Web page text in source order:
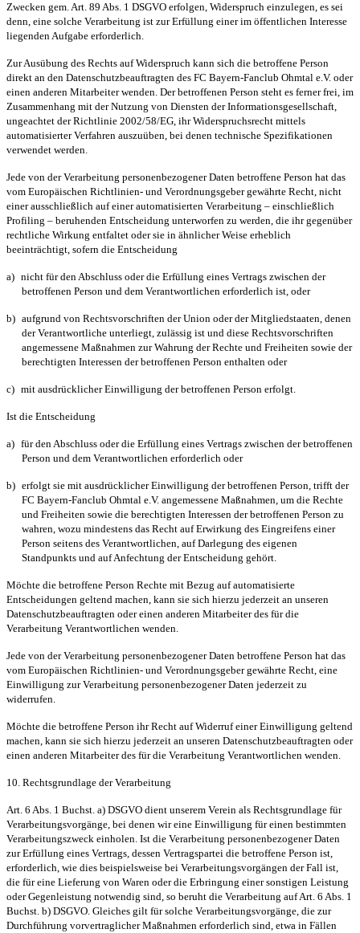
Zwecken gem. Art. 89 Abs. 1 DSGVO erfolgen, Widerspruch einzulegen, es sei
denn, eine solche Verarbeitung ist zur Erfüllung einer im öffentlichen Interesse
liegenden Aufgabe erforderlich.
Zur Ausübung des Rechts auf Widerspruch kann sich die betroffene Person
direkt an den Datenschutzbeauftragten des FC Bayern-Fanclub Ohmtal e.V. oder
einen anderen Mitarbeiter wenden. Der betroffenen Person steht es ferner frei, im
Zusammenhang mit der Nutzung von Diensten der Informationsgesellschaft,
ungeachtet der Richtlinie 2002/58/EG, ihr Widerspruchsrecht mittels
automatisierter Verfahren auszuüben, bei denen technische Spezifikationen
verwendet werden.
Jede von der Verarbeitung personenbezogener Daten betroffene Person hat das
vom Europäischen Richtlinien- und Verordnungsgeber gewährte Recht, nicht
einer ausschließlich auf einer automatisierten Verarbeitung – einschließlich
Profiling – beruhenden Entscheidung unterworfen zu werden, die ihr gegenüber
rechtliche Wirkung entfaltet oder sie in ähnlicher Weise erheblich
beeinträchtigt, sofern die Entscheidung
a) nicht für den Abschluss oder die Erfüllung eines Vertrags zwischen der
betroffenen Person und dem Verantwortlichen erforderlich ist, oder
b) aufgrund von Rechtsvorschriften der Union oder der Mitgliedstaaten, denen
der Verantwortliche unterliegt, zulässig ist und diese Rechtsvorschriften
angemessene Maßnahmen zur Wahrung der Rechte und Freiheiten sowie der
berechtigten Interessen der betroffenen Person enthalten oder
c) mit ausdrücklicher Einwilligung der betroffenen Person erfolgt.
Ist die Entscheidung
a) für den Abschluss oder die Erfüllung eines Vertrags zwischen der betroffenen
Person und dem Verantwortlichen erforderlich oder
b) erfolgt sie mit ausdrücklicher Einwilligung der betroffenen Person, trifft der
FC Bayern-Fanclub Ohmtal e.V. angemessene Maßnahmen, um die Rechte
und Freiheiten sowie die berechtigten Interessen der betroffenen Person zu
wahren, wozu mindestens das Recht auf Erwirkung des Eingreifens einer
Person seitens des Verantwortlichen, auf Darlegung des eigenen
Standpunkts und auf Anfechtung der Entscheidung gehört.
Möchte die betroffene Person Rechte mit Bezug auf automatisierte
Entscheidungen geltend machen, kann sie sich hierzu jederzeit an unseren
Datenschutzbeauftragten oder einen anderen Mitarbeiter des für die
Verarbeitung Verantwortlichen wenden.
Jede von der Verarbeitung personenbezogener Daten betroffene Person hat das
vom Europäischen Richtlinien- und Verordnungsgeber gewährte Recht, eine
Einwilligung zur Verarbeitung personenbezogener Daten jederzeit zu
widerrufen.
Möchte die betroffene Person ihr Recht auf Widerruf einer Einwilligung geltend
machen, kann sie sich hierzu jederzeit an unseren Datenschutzbeauftragten oder
einen anderen Mitarbeiter des für die Verarbeitung Verantwortlichen wenden.
10. Rechtsgrundlage der Verarbeitung
Art. 6 Abs. 1 Buchst. a) DSGVO dient unserem Verein als Rechtsgrundlage für
Verarbeitungsvorgänge, bei denen wir eine Einwilligung für einen bestimmten
Verarbeitungszweck einholen. Ist die Verarbeitung personenbezogener Daten
zur Erfüllung eines Vertrags, dessen Vertragspartei die betroffene Person ist,
erforderlich, wie dies beispielsweise bei Verarbeitungsvorgängen der Fall ist,
die für eine Lieferung von Waren oder die Erbringung einer sonstigen Leistung
oder Gegenleistung notwendig sind, so beruht die Verarbeitung auf Art. 6 Abs. 1
Buchst. b) DSGVO. Gleiches gilt für solche Verarbeitungsvorgänge, die zur
Durchführung vorvertraglicher Maßnahmen erforderlich sind, etwa in Fällen